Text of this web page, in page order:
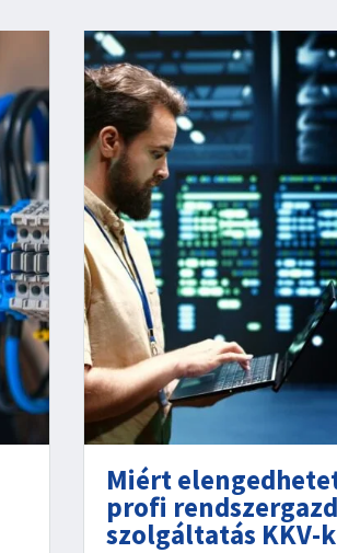
Miért
profi
szolgáltatás KKV-